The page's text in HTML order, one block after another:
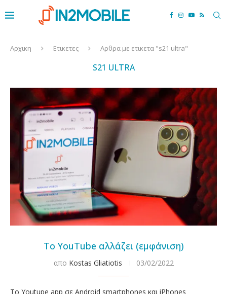
Αρχικη Ετικετες Αρθρα με ετικετα "s21 ultra"
S21 ULTRA
Το YouTube αλλάζει (εμφάνιση)
απο Kostas Gliatiotis 03/02/2022
Το Youtupe app σε Android smartphones και iPhones